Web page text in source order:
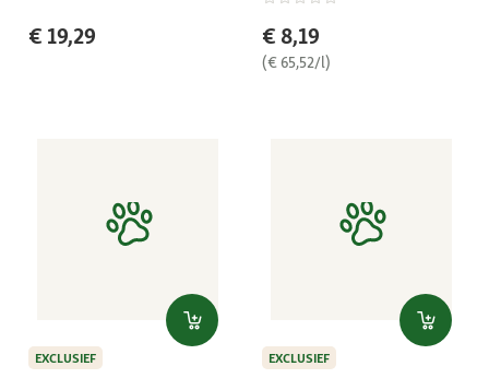
€ 19,29 € 8,19
(€ 65,52/l)
EXCLUSIEF
EXCLUSIEF